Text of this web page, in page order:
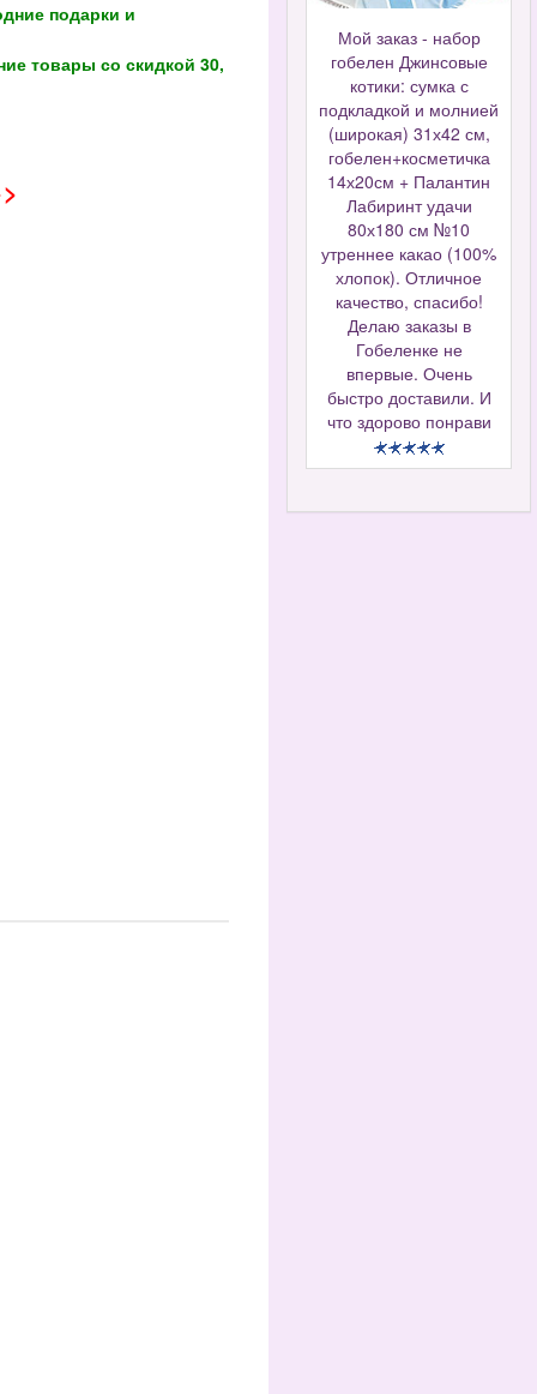
подарки и
товары со скидкой 30,
Мой заказ - набор
гобелен Джинсовые
котики: сумка с
подкладкой и молнией
(широкая) 31х42 см,
гобелен+косметичка
14х20см + Палантин
Лабиринт удачи
80х180 см №10
утреннее какао (100%
хлопок). Отличное
качество, спасибо!
Делаю заказы в
Гобеленке не
впервые. Очень
быстро доставили. И
что здорово понрави